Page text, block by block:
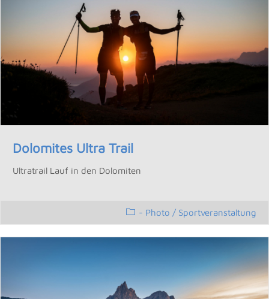
Dolomites Ultra Trail
Ultratrail Lauf in den Dolomiten
- Photo / Sportveranstaltung